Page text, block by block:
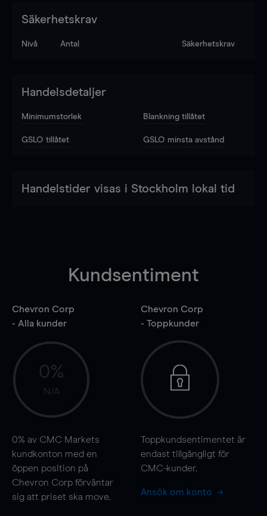
Säkerhetskrav
Nivå Antal Säkerhetskrav
Handelsdetaljer
Minimumstorlek Blankning tillåtet
GSLO tillåtet GSLO minsta avstånd
Handelstider visas i Stockholm lokal tid
Kundsentiment
Chevron Corp
- Alla kunder
0%
N/A
0% av CMC Markets
kundkonton med en
öppen position på
Chevron Corp förväntar
sig att priset ska move.
Chevron Corp
- Toppkunder
Toppkundsentimentet är
endast tillgängligt för
CMC-kunder.
Ansök om konto